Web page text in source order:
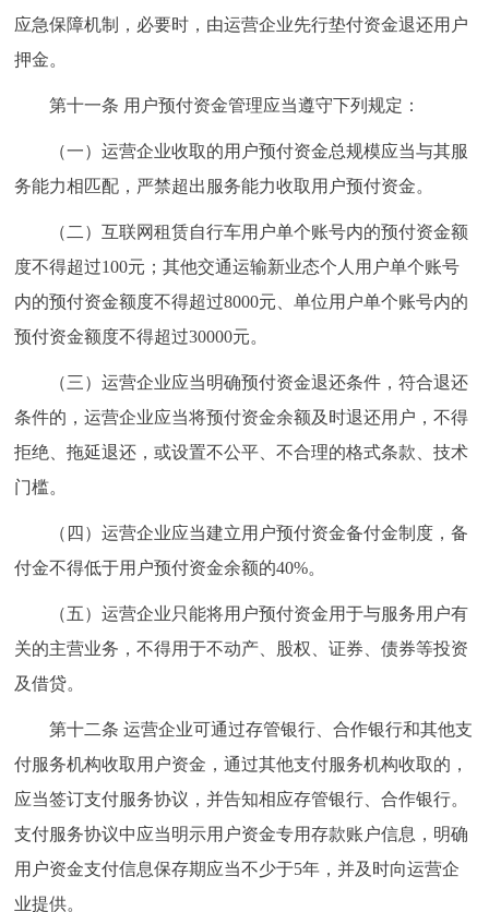
应急保障机制，必要时，由运营企业先行垫付资金退还用户
押金。
第十一条 用户预付资金管理应当遵守下列规定：
（一）运营企业收取的用户预付资金总规模应当与其服
务能力相匹配，严禁超出服务能力收取用户预付资金。
（二）互联网租赁自行车用户单个账号内的预付资金额
度不得超过100元；其他交通运输新业态个人用户单个账号
内的预付资金额度不得超过8000元、单位用户单个账号内的
预付资金额度不得超过30000元。
（三）运营企业应当明确预付资金退还条件，符合退还
条件的，运营企业应当将预付资金余额及时退还用户，不得
拒绝、拖延退还，或设置不公平、不合理的格式条款、技术
门槛。
（四）运营企业应当建立用户预付资金备付金制度，备
付金不得低于用户预付资金余额的40%。
（五）运营企业只能将用户预付资金用于与服务用户有
关的主营业务，不得用于不动产、股权、证券、债券等投资
及借贷。
第十二条 运营企业可通过存管银行、合作银行和其他支
付服务机构收取用户资金，通过其他支付服务机构收取的，
应当签订支付服务协议，并告知相应存管银行、合作银行。
支付服务协议中应当明示用户资金专用存款账户信息，明确
用户资金支付信息保存期应当不少于5年，并及时向运营企
业提供。